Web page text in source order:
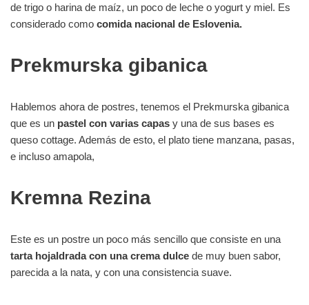
de trigo o harina de maíz, un poco de leche o yogurt y miel. Es
considerado como comida nacional de Eslovenia.
Prekmurska gibanica
Hablemos ahora de postres, tenemos el Prekmurska gibanica
que es un pastel con varias capas y una de sus bases es
queso cottage. Además de esto, el plato tiene manzana, pasas,
e incluso amapola,
Kremna Rezina
Este es un postre un poco más sencillo que consiste en una
tarta hojaldrada con una crema dulce de muy buen sabor,
parecida a la nata, y con una consistencia suave.